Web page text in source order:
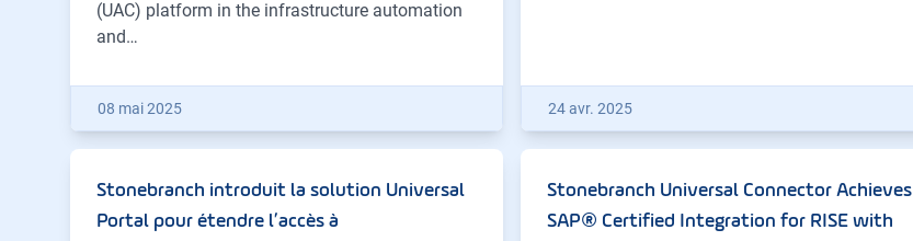
(UAC) platform in the infrastructure automation
and…
08 mai 2025 24 avr. 2025
Stonebranch introduit la solution Universal
Portal pour étendre l’accès à
Stonebranch Universal Connector Achieves
SAP® Certified Integration for RISE with